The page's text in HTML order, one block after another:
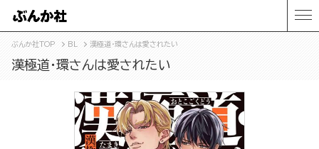
ぶんか社TOP BL 漢極道・環さんは愛されたい
漢極道・環さんは愛されたい